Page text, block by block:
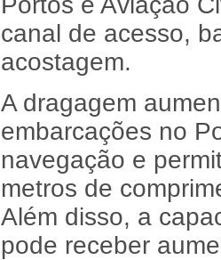
canal de acesso,
acostagem.
A dragagem
embarcações no
navegação e
metros de
Além disso, a
pode receber